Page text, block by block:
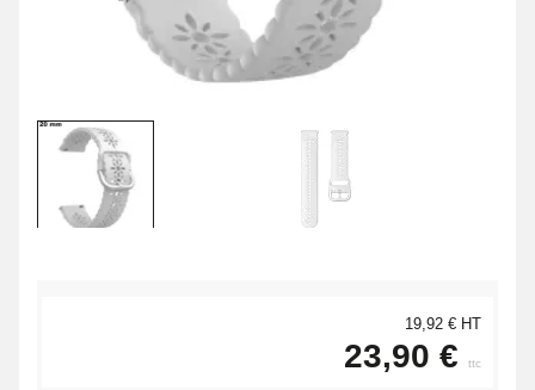
19,92 € HT
23,90 € ttc